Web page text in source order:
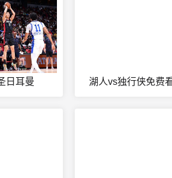
日耳曼 湖人vs独行侠免费